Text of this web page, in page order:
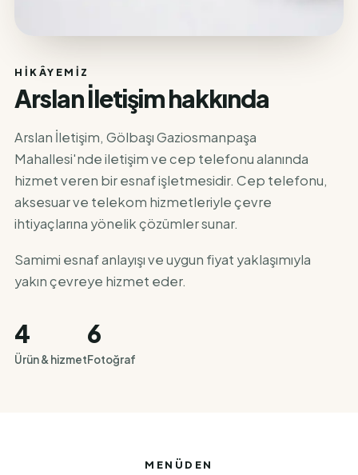
HIKÂYEMIZ
Arslan İletişim hakkında
Arslan İletişim, Gölbaşı Gaziosmanpaşa
Mahallesi'nde iletişim ve cep telefonu alanında
hizmet veren bir esnaf işletmesidir. Cep telefonu,
aksesuar ve telekom hizmetleriyle çevre
ihtiyaçlarına yönelik çözümler sunar.
Samimi esnaf anlayışı ve uygun fiyat yaklaşımıyla
yakın çevreye hizmet eder.
4
Ürün & hizmet
6
Fotoğraf
MENÜDEN